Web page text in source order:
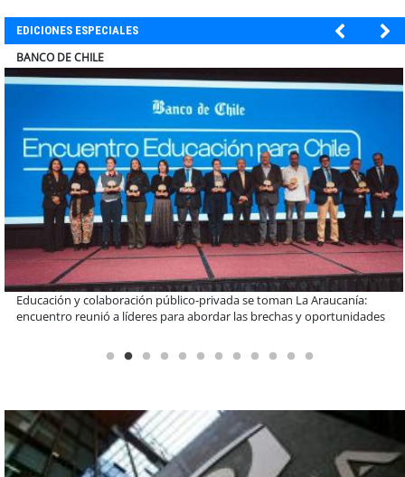
EDICIONES ESPECIALES
ELECTROLUX
Claves para comprar electrodomésticos durante el Black Sale